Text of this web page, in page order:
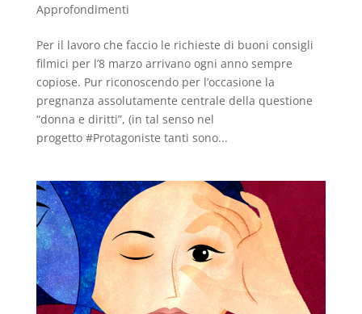
Approfondimenti
Per il lavoro che faccio le richieste di buoni consigli
filmici per l’8 marzo arrivano ogni anno sempre
copiose. Pur riconoscendo per l’occasione la
pregnanza assolutamente centrale della questione
“donna e diritti”, (in tal senso nel
progetto #Protagoniste tanti sono...